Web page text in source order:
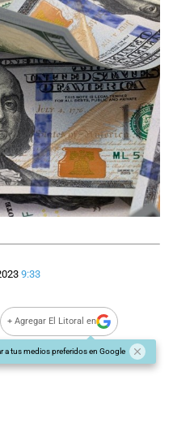
9:33
+ Agregar El Litoral en
a tus medios preferidos en Google